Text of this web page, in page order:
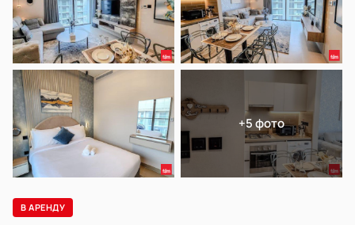
+5 фото
В АРЕНДУ